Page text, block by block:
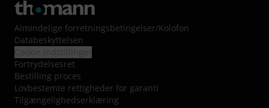
Almindelige forretningsbetingelser/Kolofon
Databeskyttelsen
Fortrydelsesret
Bestilling proces
Lovbestemte rettigheder for garanti
Tilgængelighedserklæring